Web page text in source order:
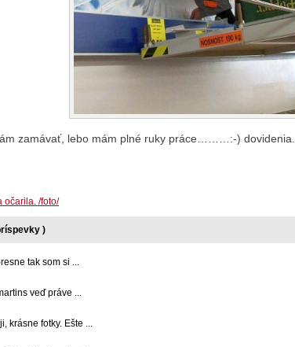
zamávať, lebo mám plné ruky práce………:-) dovidenia.
očarila. /foto/
)
tak som si ...
veď práve ...
krásne fotky. Ešte ...